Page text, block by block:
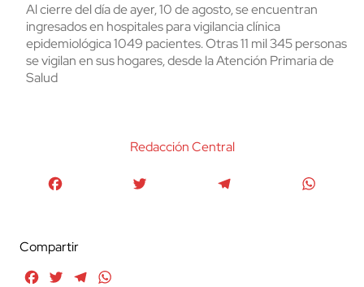
Al cierre del día de ayer, 10 de agosto, se encuentran
ingresados en hospitales para vigilancia clínica
epidemiológica 1049 pacientes. Otras 11 mil 345 personas
se vigilan en sus hogares, desde la Atención Primaria de
Salud
Redacción Central
Compartir
FacebookTwitterTelegram